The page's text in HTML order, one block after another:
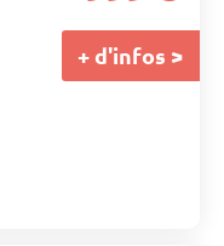
+ d'infos >